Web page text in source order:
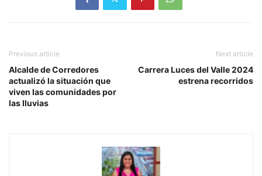
Previous article
Alcalde de Corredores
actualizó la situación que
viven las comunidades por
las lluvias
Next article
Carrera Luces del Valle 2024
estrena recorridos